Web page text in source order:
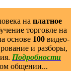
на платное
торговле на
основе 100видео-
и разборы,
Подробности
общении...